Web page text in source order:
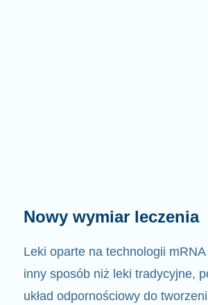
Nowy wymiar leczenia
Leki oparte na technologii mRNA
inny sposób niż leki tradycyjne,
układ odpornościowy do